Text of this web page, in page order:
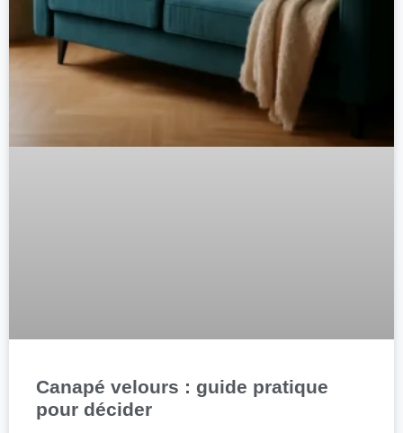
Canapé velours : guide pratique
pour décider